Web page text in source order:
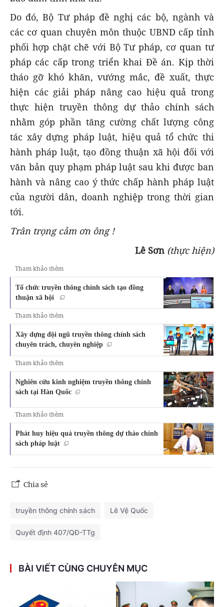
Do đó, Bộ Tư pháp đề nghị các bộ, ngành và
các cơ quan chuyên môn thuộc UBND cấp tỉnh
phối hợp chặt chẽ với Bộ Tư pháp, cơ quan tư
pháp các cấp trong triển khai Đề án. Kịp thời
tháo gỡ khó khăn, vướng mắc, đề xuất, thực
hiện các giải pháp nâng cao hiệu quả trong
thực hiện truyền thông dự thảo chính sách
nhằm góp phần tăng cường chất lượng công
tác xây dựng pháp luật, hiệu quả tổ chức thi
hành pháp luật, tạo đồng thuận xã hội đối với
văn bản quy phạm pháp luật sau khi được ban
hành và nâng cao ý thức chấp hành pháp luật
của người dân, doanh nghiệp trong thời gian
tới.
Trân trọng cảm ơn ông !
Lê Sơn (thực hiện)
Tham khảo thêm
Tổ chức truyền thông chính sách tạo đồng
thuận xã hội
Tham khảo thêm
Xây dựng đội ngũ truyền thông chính sách
chuyên trách, chuyên nghiệp
Tham khảo thêm
Nghiên cứu kinh nghiệm truyền thông chính
sách tại Hàn Quốc
Tham khảo thêm
Phát huy hiệu quả truyền thông dự thảo chính
sách pháp luật
Chia sẻ
truyền thông chính sách Lê Vệ Quốc
Quyết định 407/QĐ-TTg
BÀI VIẾT CÙNG CHUYÊN MỤC